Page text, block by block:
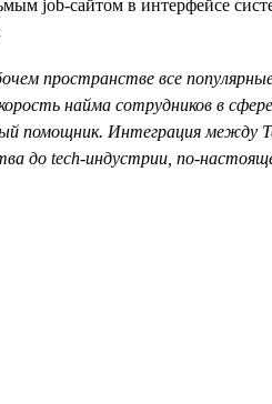
пространстве все
найма сотрудников в сфере
помощник. Интеграция между
до tech-индустрии, по-